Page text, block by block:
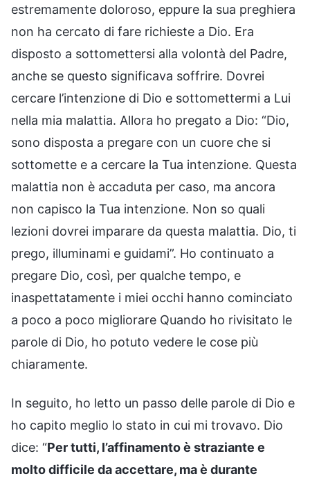
estremamente doloroso, eppure la sua preghiera
non ha cercato di fare richieste a Dio. Era
disposto a sottomettersi alla volontà del Padre,
anche se questo significava soffrire. Dovrei
cercare l’intenzione di Dio e sottomettermi a Lui
nella mia malattia. Allora ho pregato a Dio: “Dio,
sono disposta a pregare con un cuore che si
sottomette e a cercare la Tua intenzione. Questa
malattia non è accaduta per caso, ma ancora
non capisco la Tua intenzione. Non so quali
lezioni dovrei imparare da questa malattia. Dio, ti
prego, illuminami e guidami”. Ho continuato a
pregare Dio, così, per qualche tempo, e
inaspettatamente i miei occhi hanno cominciato
a poco a poco migliorare Quando ho rivisitato le
parole di Dio, ho potuto vedere le cose più
chiaramente.
In seguito, ho letto un passo delle parole di Dio e
ho capito meglio lo stato in cui mi trovavo. Dio
dice: “Per tutti, l’affinamento è straziante e
molto difficile da accettare, ma è durante